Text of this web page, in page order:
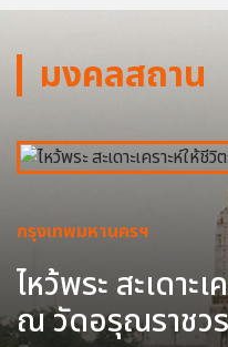
มงคลสถาน
กรุงเทพมหานครฯ
ไหว้พระ สะเดาะ
ณ วัดอรุณราชว